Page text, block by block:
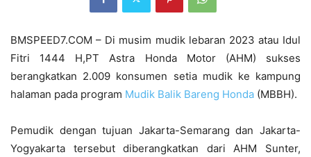
BMSPEED7.COM – Di musim mudik lebaran 2023 atau Idul
Fitri 1444 H,PT Astra Honda Motor (AHM) sukses
berangkatkan 2.009 konsumen setia mudik ke kampung
halaman pada program Mudik Balik Bareng Honda (MBBH).
Pemudik dengan tujuan Jakarta-Semarang dan Jakarta-
Yogyakarta tersebut diberangkatkan dari AHM Sunter,